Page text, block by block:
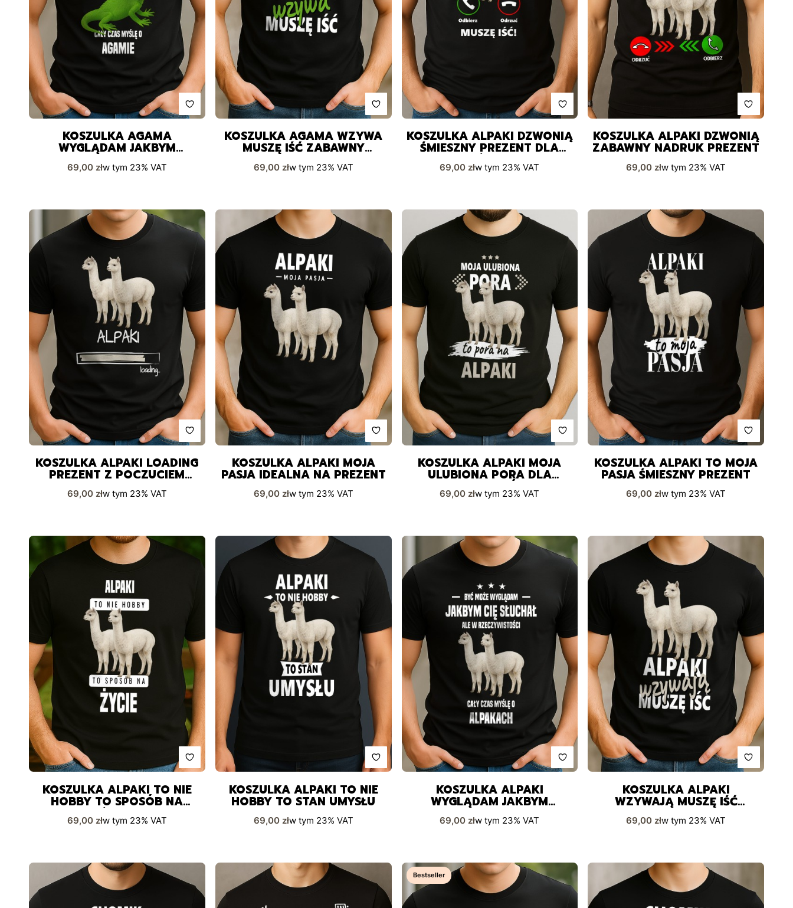
KOSZULKA AGAMA
WYGLĄDAM JAKBYM
SŁUCHAŁ
Cena brutto
69,00 złw tym 23% VAT
KOSZULKA AGAMA WZYWA
MUSZĘ IŚĆ ZABAWNY
PREZENT
Cena brutto
69,00 złw tym 23% VAT
KOSZULKA ALPAKI DZWONIĄ
ŚMIESZNY PREZENT DLA
KAŻDEGO
Cena brutto
69,00 złw tym 23%VAT
KOSZULKA ALPAKI DZWONIĄ
ZABAWNY NADRUK PREZENT
Cena brutto
69,00 złw tym 23%VAT
KOSZULKA ALPAKI LOADING
PREZENT Z POCZUCIEM
HUMORU
Cena brutto
69,00 złw tym 23% VAT
KOSZULKA ALPAKI MOJA
PASJA IDEALNA NA PREZENT
Cena brutto
69,00 złw tym 23% VAT
KOSZULKA ALPAKI MOJA
ULUBIONA PORA DLA
PASJONATÓW
Cena brutto
69,00 złw tym 23%VAT
KOSZULKA ALPAKI TO MOJA
PASJA ŚMIESZNY PREZENT
Cena brutto
69,00 złw tym 23%VAT
KOSZULKA ALPAKI TO NIE
HOBBY TO SPOSÓB NA
ŻYCIE
Cena brutto
69,00 złw tym 23% VAT
KOSZULKA ALPAKI TO NIE
HOBBY TO STAN UMYSŁU
Cena brutto
69,00 złw tym 23% VAT
KOSZULKA ALPAKI
WYGLĄDAM JAKBYM
SŁUCHAŁ
Cena brutto
69,00 złw tym 23%VAT
KOSZULKA ALPAKI
WZYWAJĄ MUSZĘ IŚĆ
ZABAWNY PREZENT
Cena brutto
69,00 złw tym 23%VAT
Bestseller